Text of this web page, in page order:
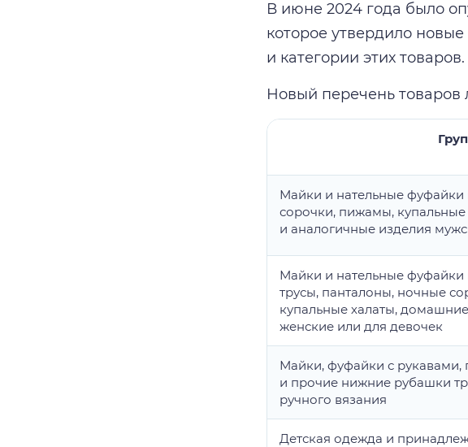
В июне 2024 года было
которое утвердило
и категории этих товаров.
Новый перечень товаров
Майки и нательные фуфайки
сорочки, пижамы,
и аналогичные изделия
Майки и нательные
трусы, панталоны, ночные
купальные халаты,
женские или для девочек
Майки, фуфайки с рукавами,
и прочие нижние рубашки
ручного вязания
Детская одежда и